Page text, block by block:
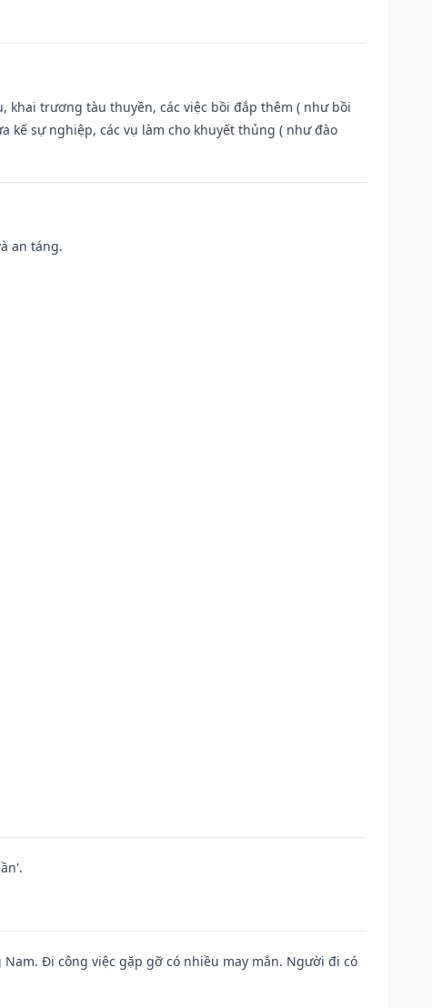
khai trương tàu thuyền, các việc bồi đắp thêm ( như bồi
kế sự nghiệp, các vụ làm cho khuyết thủng ( như đào
an táng.
Đi công việc gặp gỡ có nhiều may mắn. Người đi có